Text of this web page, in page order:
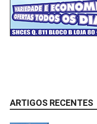
ARTIGOS RECENTES